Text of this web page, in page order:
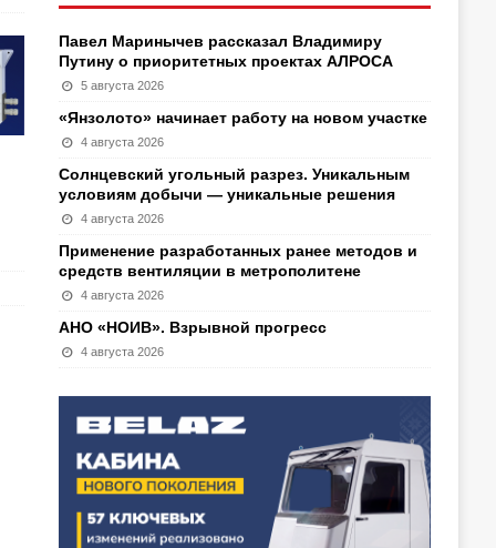
Павел Маринычев рассказал Владимиру
Путину о приоритетных проектах АЛРОСА
5 августа 2026
«Янзолото» начинает работу на новом участке
4 августа 2026
Солнцевский угольный разрез. Уникальным
условиям добычи — уникальные решения
4 августа 2026
Применение разработанных ранее методов и
средств вентиляции в метрополитене
4 августа 2026
АНО «НОИВ». Взрывной прогресс
4 августа 2026